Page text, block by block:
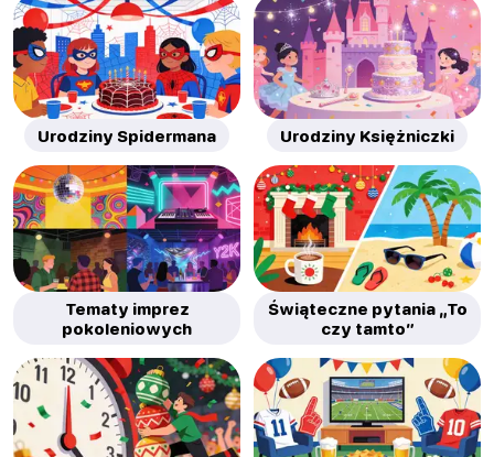
Urodziny Spidermana Urodziny Księżniczki
Tematy imprez
pokoleniowych
Świąteczne pytania „To
czy tamto”